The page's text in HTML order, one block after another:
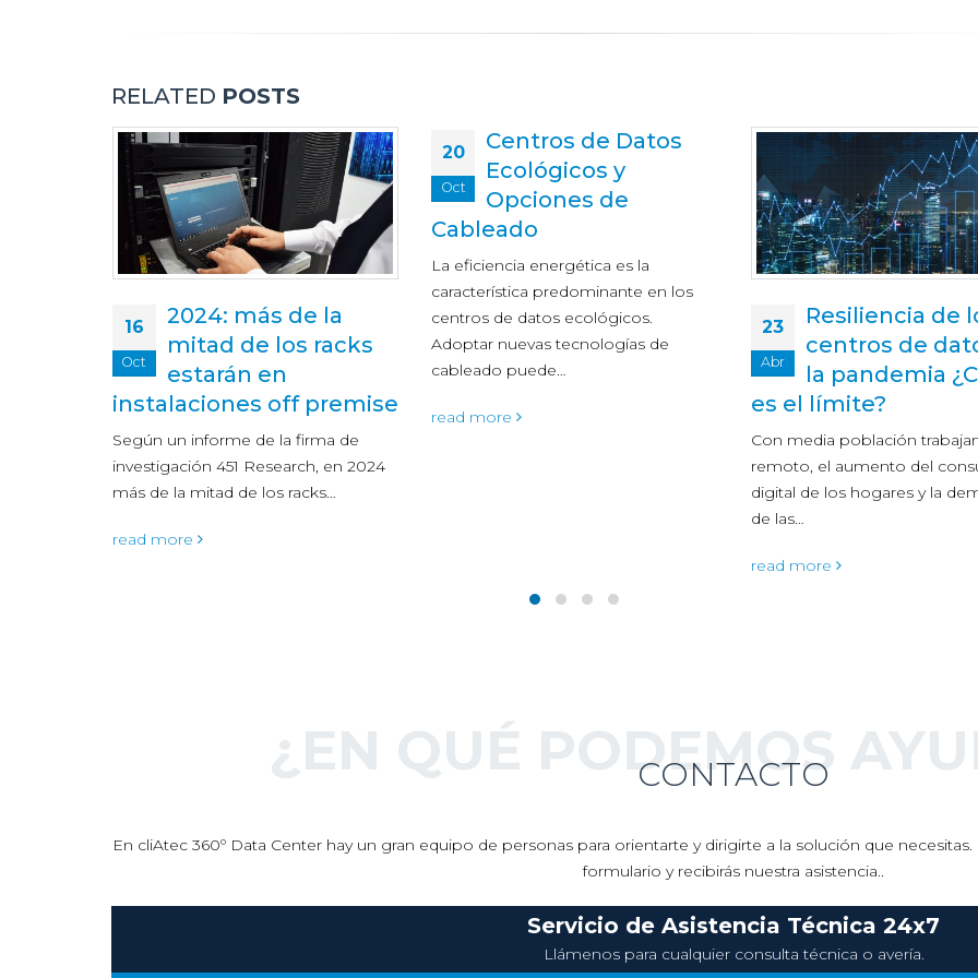
RELATED POSTS
20
Oct
Centros de Datos
Ecológicos y
Opciones de
Cableado
La eficiencia energética es la
centros de datos ecológicos.
Adoptar nuevas tecnologías de
cableado puede…
read more
23
Abr
Resiliencia de los
centros de datos a
la pandemia ¿Cuál
Oct
Data Center
con energías
renovables
La continua expansión y
reflexionar sobre varias
relacionadas con la…
read more
¿EN QUÉ PODEMOS
CONTACTO
En cliAtec 360º Data Center hay un gran equipo de personas para orientarte y dirigirte a la solución que
formulario y recibirás nuestra asistencia..
Servicio de Asistencia Técnica 24x7
Llámenos para cualquier consulta técnica o avería.